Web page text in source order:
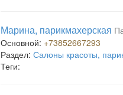
Марина, парикмахерская
Основной: +73852667293
Раздел: Салоны красоты,
Теги: